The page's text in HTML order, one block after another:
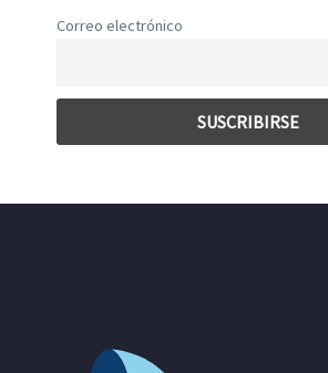
Correo electrónico